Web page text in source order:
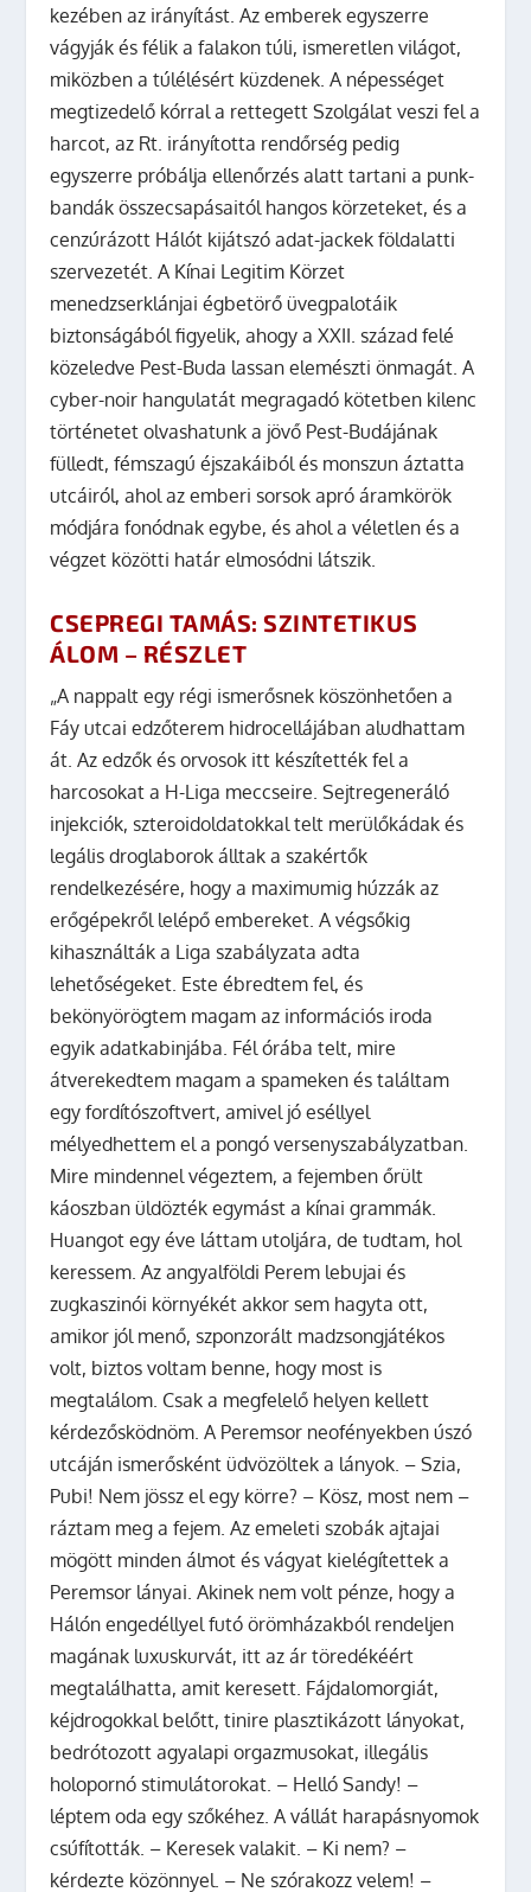
kezében az irányítást. Az emberek egyszerre
vágyják és félik a falakon túli, ismeretlen világot,
miközben a túlélésért küzdenek. A népességet
megtizedelő kórral a rettegett Szolgálat veszi fel a
harcot, az Rt. irányította rendőrség pedig
egyszerre próbálja ellenőrzés alatt tartani a punk-
bandák összecsapásaitól hangos körzeteket, és a
cenzúrázott Hálót kijátszó adat-jackek földalatti
szervezetét. A Kínai Legitim Körzet
menedzserklánjai égbetörő üvegpalotáik
biztonságából figyelik, ahogy a XXII. század felé
közeledve Pest-Buda lassan elemészti önmagát. A
cyber-noir hangulatát megragadó kötetben kilenc
történetet olvashatunk a jövő Pest-Budájának
fülledt, fémszagú éjszakáiból és monszun áztatta
utcáiról, ahol az emberi sorsok apró áramkörök
módjára fonódnak egybe, és ahol a véletlen és a
végzet közötti határ elmosódni látszik.
CSEPREGI TAMÁS: SZINTETIKUS
ÁLOM – RÉSZLET
„A nappalt egy régi ismerősnek köszönhetően a
Fáy utcai edzőterem hidrocellájában aludhattam
át. Az edzők és orvosok itt készítették fel a
harcosokat a H-Liga meccseire. Sejtregeneráló
injekciók, szteroidoldatokkal telt merülőkádak és
legális droglaborok álltak a szakértők
rendelkezésére, hogy a maximumig húzzák az
erőgépekről lelépő embereket. A végsőkig
kihasználták a Liga szabályzata adta
lehetőségeket. Este ébredtem fel, és
bekönyörögtem magam az információs iroda
egyik adatkabinjába. Fél órába telt, mire
átverekedtem magam a spameken és találtam
egy fordítószoftvert, amivel jó eséllyel
mélyedhettem el a pongó versenyszabályzatban.
Mire mindennel végeztem, a fejemben őrült
káoszban üldözték egymást a kínai grammák.
Huangot egy éve láttam utoljára, de tudtam, hol
keressem. Az angyalföldi Perem lebujai és
zugkaszinói környékét akkor sem hagyta ott,
amikor jól menő, szponzorált madzsongjátékos
volt, biztos voltam benne, hogy most is
megtalálom. Csak a megfelelő helyen kellett
kérdezősködnöm. A Peremsor neofényekben úszó
utcáján ismerősként üdvözöltek a lányok. – Szia,
Pubi! Nem jössz el egy körre? – Kösz, most nem –
ráztam meg a fejem. Az emeleti szobák ajtajai
mögött minden álmot és vágyat kielégítettek a
Peremsor lányai. Akinek nem volt pénze, hogy a
Hálón engedéllyel futó örömházakból rendeljen
magának luxuskurvát, itt az ár töredékéért
megtalálhatta, amit keresett. Fájdalomorgiát,
kéjdrogokkal belőtt, tinire plasztikázott lányokat,
bedrótozott agyalapi orgazmusokat, illegális
holopornó stimulátorokat. – Helló Sandy! –
léptem oda egy szőkéhez. A vállát harapásnyomok
csúfították. – Keresek valakit. – Ki nem? –
kérdezte közönnyel. – Ne szórakozz velem! –